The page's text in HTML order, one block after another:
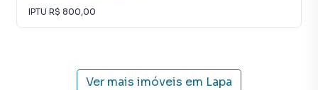
IPTU R$ 800,00
Ver mais imóveis em Lapa